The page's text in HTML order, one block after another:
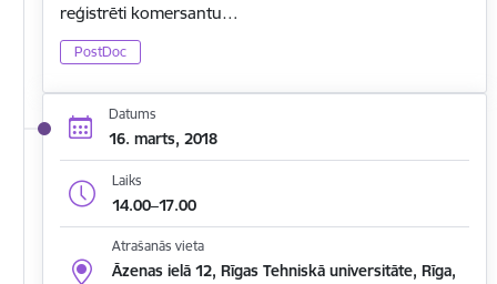
reģistrēti komersantu…
PostDoc
Datums
16. marts, 2018
Laiks
14.00–17.00
Atrašanās vieta
Āzenas ielā 12, Rīgas Tehniskā universitāte, Rīga,